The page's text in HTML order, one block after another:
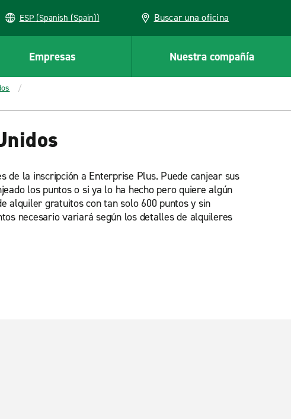
ESP (Spanish (Spain)) Buscar una oficina
Empresas Nuestra compañía
de la inscripción a Enterprise Plus. Puede canjear sus
los puntos o si ya lo ha hecho pero quiere algún
alquiler gratuitos con tan solo 600 puntos y sin
necesario variará según los detalles de alquileres